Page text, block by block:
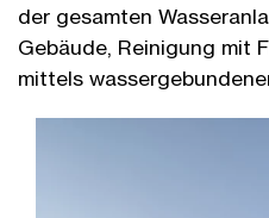
der gesamten
Gebäude, Reinigung mit
mittels